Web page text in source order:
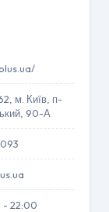
м. Київ, п-
90-А
- 22:00